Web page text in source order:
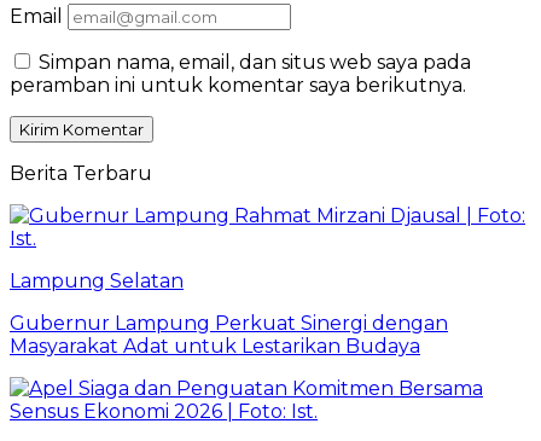
Email
Simpan nama, email, dan situs web saya pada
peramban ini untuk komentar saya berikutnya.
Berita Terbaru
Lampung Selatan
Gubernur Lampung Perkuat Sinergi dengan
Masyarakat Adat untuk Lestarikan Budaya